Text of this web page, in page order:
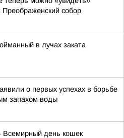
Преображенский собор
в лучах заката
о первых успехах в борьбе
запахом воды
Всемирный день кошек